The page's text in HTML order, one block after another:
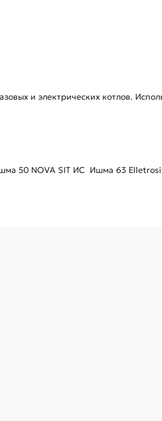
и электрических котлов.
50 NOVA SIT ИС Ишма 63